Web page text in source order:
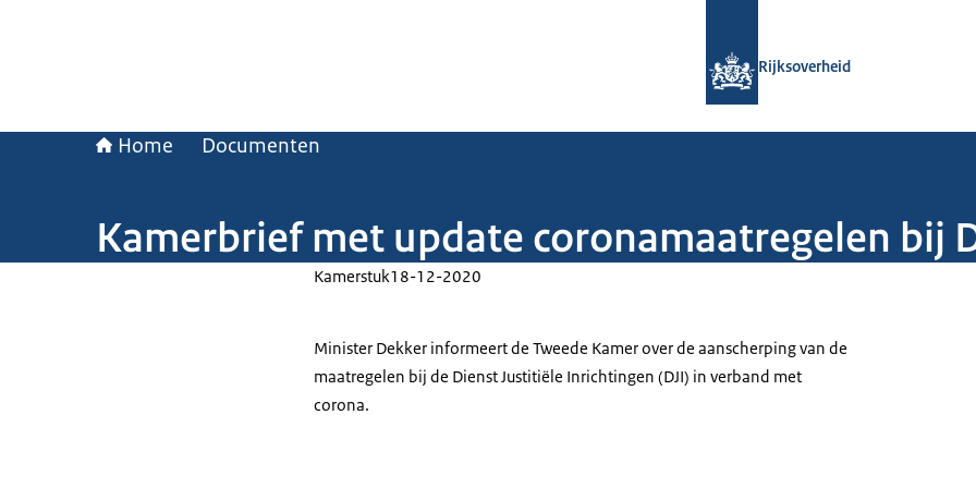
Rijksoverheid
Home Documenten
Kamerbrief met update coronamaatregelen bij
Kamerstuk18-12-2020
Minister Dekker informeert de Tweede Kamer over de aanscherping van de
maatregelen bij de Dienst Justitiële Inrichtingen (DJI) in verband met
corona.